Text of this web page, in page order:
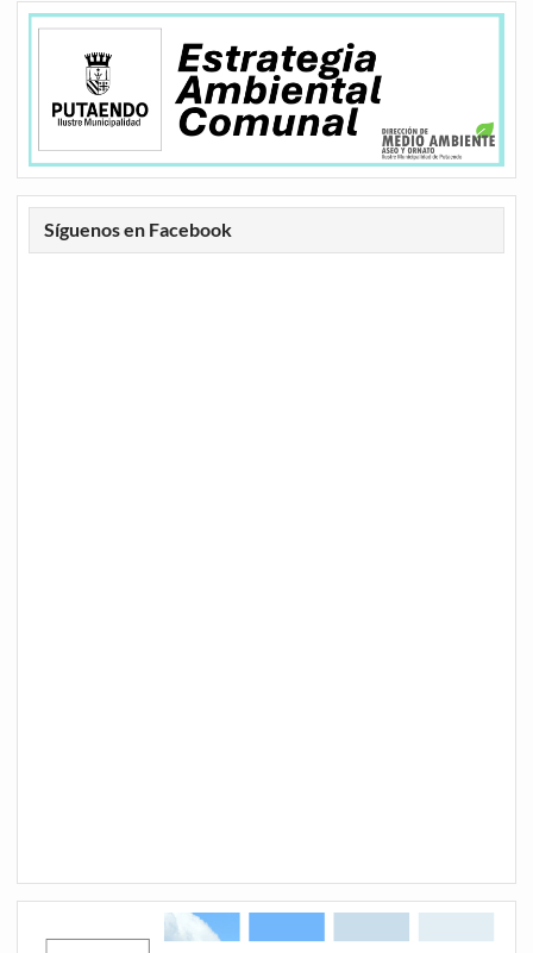
Síguenos en Facebook